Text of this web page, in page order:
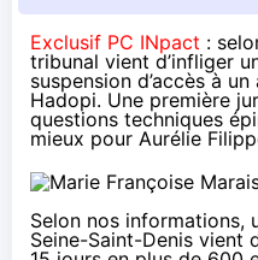
Exclusif PC INpact :
tribunal vient d’infliger
suspension d’accès à
Hadopi. Une première
questions techniques
mieux pour Aurélie
Selon nos informations,
Seine-Saint-Denis vient